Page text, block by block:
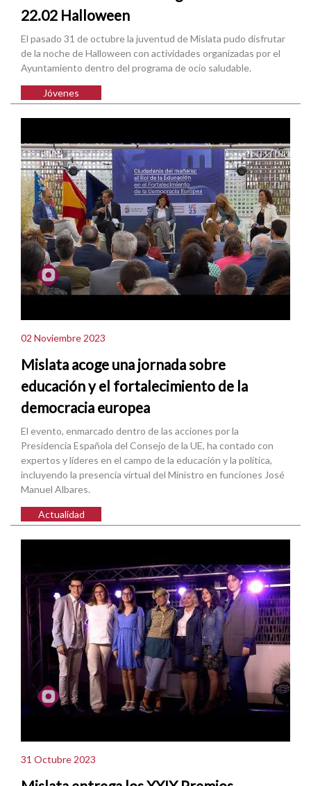
22.02 Halloween
El pasado 31 de octubre la juventud de Mislata pudo disfrutar
de la noche de Halloween con actividades organizadas por el
Ayuntamiento dentro del programa de ocio saludable.
Jóvenes
02 Noviembre 2023
Mislata acoge una jornada sobre
educación y el fortalecimiento de la
democracia europea
El evento, enmarcado dentro de las acciones por la
Presidencia Española del Consejo de la UE, ha contado con
expertos y líderes en el campo de la educación y la política,
incluyendo la presencia virtual del Ministro en funciones José
Manuel Albares.
Actualidad
31 Octubre 2023